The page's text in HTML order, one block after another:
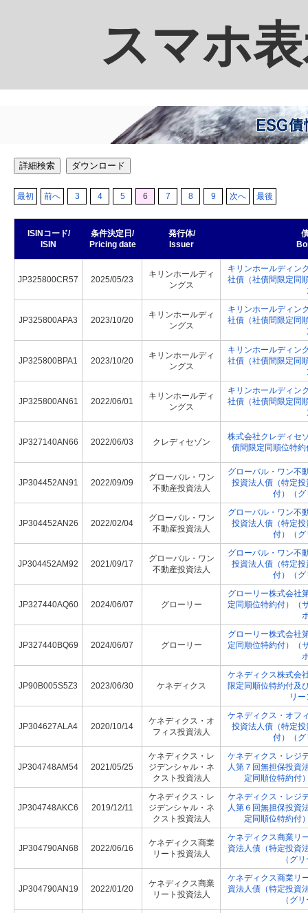
スマホ
詳細検索 ダウンロード
最初 前へ 3 4 5 6 7 8 9 次へ 最後
ISINコード/
ISIN
条件決定日/
Pricing date
発行体/
Issuer
JP325800CR57 2025/05/23
キリンホールディ
ングス
キリンホールディン
社債（社債間限定同
JP325800APA3 2023/10/20
キリンホールディ
ングス
キリンホールディン
社債（社債間限定同
JP325800BPA1 2023/10/20
キリンホールディ
ングス
キリンホールディン
社債（社債間限定同
JP325800AN61 2022/06/01
キリンホールディ
ングス
キリンホールディン
社債（社債間限定同
JP327140AN66 2022/06/03 クレディセゾン
株式会社クレディセ
債間限定同順位特
JP304452AN91 2022/09/09
グローバル・ワン
不動産投資法人
グローバル・ワン不
投資法人債（特定
付）（グ
JP304452AN26 2022/02/04
グローバル・ワン
不動産投資法人
グローバル・ワン不
投資法人債（特定
付）（グ
JP304452AM92 2021/09/17
グローバル・ワン
不動産投資法人
グローバル・ワン不
投資法人債（特定
付）（グ
JP327440AQ60 2024/06/07 グローリー
グローリー株式会社
定同順位特約付）（
JP327440BQ69 2024/06/07 グローリー
グローリー株式会社
定同順位特約付）（
JP90B005S5Z3 2023/06/30 ケネディクス
ケネディクス株式会
限定同順位特約付及
リ
JP304627ALA4 2020/10/14
ケネディクス・オ
フィス投資法人
ケネディクス・オフ
投資法人債（特定
付）（グ
JP304748AM54 2021/05/25
ケネディクス・レ
ジデンシャル・ネ
クスト投資法人
ケネディクス・レジ
人第７回無担保投資
定同順位特約付
JP304748AKC6 2019/12/11
ケネディクス・レ
ジデンシャル・ネ
クスト投資法人
ケネディクス・レジ
人第６回無担保投資
定同順位特約付
JP304790AN68 2022/06/16
ケネディクス商業
リート投資法人
ケネディクス商業リ
資法人債（特定投資
（グ
JP304790AN19 2022/01/20
ケネディクス商業
リート投資法人
ケネディクス商業リ
資法人債（特定投資
（グ